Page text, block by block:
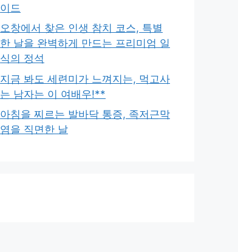
이드
오창에서 찾은 인생 참치 코스, 특별
한 날을 완벽하게 만드는 프리미엄 일
식의 정석
지금 봐도 세련미가 느껴지는, 먹고사
는 남자는 이 여배우!**
아침을 찌르는 발바닥 통증, 족저근막
염을 직면한 날